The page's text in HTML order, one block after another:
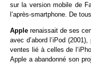
sur la version mobile de
l’après-smartphone. De
Applerenaissait de ses
avec d’abord l’iPod
ventes lié à celles de
Apple a abandonné son